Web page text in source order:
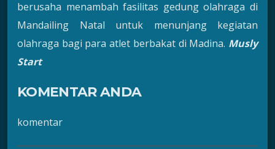
berusaha menambah fasilitas gedung olahraga di
Mandailing Natal untuk menunjang kegiatan
olahraga bagi para atlet berbakat di Madina. Musly
Start
KOMENTAR ANDA
komentar